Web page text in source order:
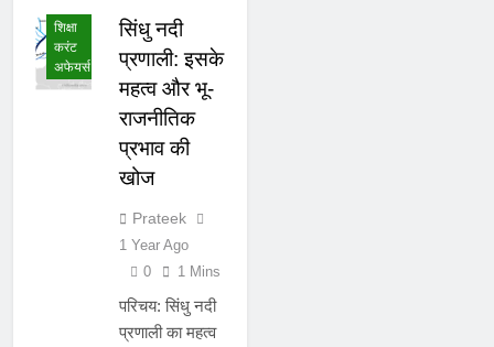
शिक्षा
करंट
अफेयर्स
सिंधु नदी
प्रणाली: इसके
महत्व और भू-
राजनीतिक
प्रभाव की
खोज
Prateek
1 Year Ago
0
1 Mins
परिचय: सिंधु नदी
प्रणाली का महत्व